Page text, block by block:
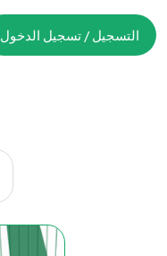
التسجيل / تسجيل الدخول